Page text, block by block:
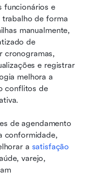
funcionários e
de forma
manualmente,
de
cronogramas,
e registrar
melhora a
conflitos de
de agendamento
conformidade,
a satisfação
varejo,